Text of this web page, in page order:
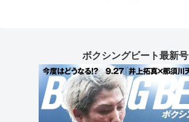
ボクシングビート最新号